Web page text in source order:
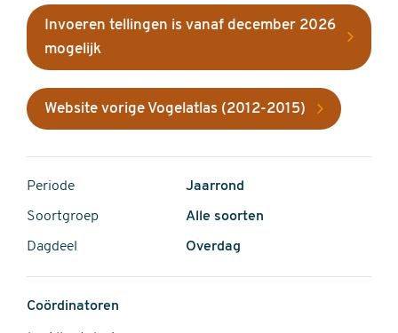
Invoeren tellingen is vanaf december 2026
mogelijk
Website vorige Vogelatlas (2012-2015)
Periode Jaarrond
Soortgroep Alle soorten
Dagdeel Overdag
Coördinatoren